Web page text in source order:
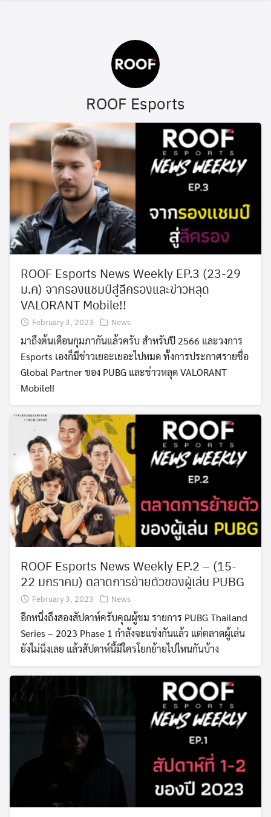
ROOF Esports
ROOF Esports News Weekly EP.3 (23-29
ม.ค) จากรองแชมป์สู่ลีครองและข่าวหลุด
VALORANT Mobile!!
February 3, 2023 News
มาถึงต้นเดือนกุมภากันแล้วครับ สำหรับปี 2566 และวงการ
Esports เองก็มีข่าวเยอะเยอะไปหมด ทั้งการประกาศรายชื่อ
Global Partner ของ PUBG และข่าวหลุด VALORANT
Mobile!!
ROOF Esports News Weekly EP.2 – (15-
22 มกราคม) ตลาดการย้ายตัวของผู้เล่น PUBG
February 3, 2023 News
อีกหนึ่งถึงสองสัปดาห์ครับคุณผู้ชม รายการ PUBG Thailand
Series – 2023 Phase 1 กำลังจะแข่งกันแล้ว แต่ตลาดผู้เล่น
ยังไม่นิ่งเลย แล้วสัปดาห์นี้มีใครโยกย้ายไปไหนกันบ้าง